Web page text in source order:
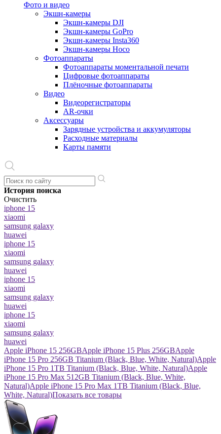
Фото и видео
Экшн-камеры
Экшн-камеры DJI
Экшн-камеры GoPro
Экшн-камеры Insta360
Экшн-камеры Hoco
Фотоаппараты
Фотоаппараты моментальной печати
Цифровые фотоаппараты
Плёночные фотоаппараты
Видео
Видеорегистраторы
AR-очки
Аксессуары
Зарядные устройства и аккумуляторы
Расходные материалы
Карты памяти
История поиска
Очистить
iphone 15
xiaomi
samsung galaxy
huawei
iphone 15
xiaomi
samsung galaxy
huawei
iphone 15
xiaomi
samsung galaxy
huawei
iphone 15
xiaomi
samsung galaxy
huawei
Apple iPhone 15 256GBApple iPhone 15 Plus 256GBApple
iPhone 15 Pro 256GB Titanium (Black, Blue, White, Natural)Apple
iPhone 15 Pro 1TB Titanium (Black, Blue, White, Natural)Apple
iPhone 15 Pro Max 512GB Titanium (Black, Blue, White,
Natural)Apple iPhone 15 Pro Max 1TB Titanium (Black, Blue,
White, Natural)Показать все товары